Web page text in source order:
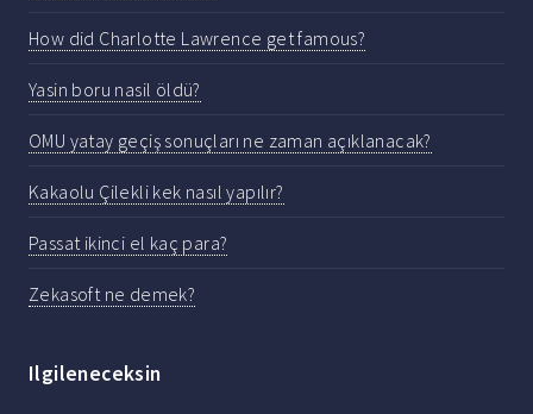
How did Charlotte Lawrence get famous?
Yasin boru nasil öldü?
OMU yatay geçiş sonuçları ne zaman açıklanacak?
Kakaolu Çilekli kek nasıl yapılır?
Passat ikinci el kaç para?
Zekasoft ne demek?
Ilgileneceksin